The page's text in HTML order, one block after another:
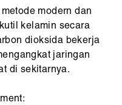
modern dan
kelamin secara
dioksida bekerja
jaringan
di sekitarnya.